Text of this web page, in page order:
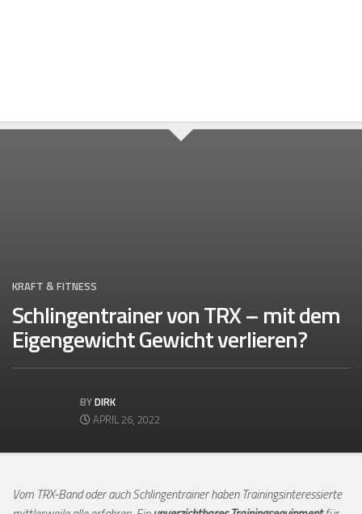
KRAFT & FITNESS
Schlingentrainer von TRX – mit dem
Eigengewicht Gewicht verlieren?
BYDIRK
APRIL 26, 2022
Vom TRX-Band oder auch Schlingentrainer haben Trainingsinteressierte